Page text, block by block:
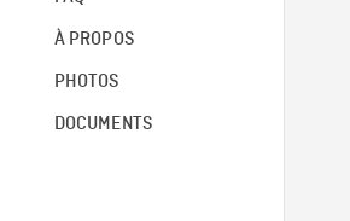
À PROPOS
PHOTOS
DOCUMENTS